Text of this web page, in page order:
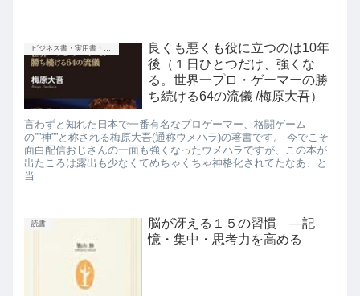
良くも悪くも役に立つのは10年
後（１日ひとつだけ、強くな
る。世界一プロ・ゲーマーの勝
ち続ける64の流儀 /梅原大吾）
言わずと知れた日本で一番有名なプロゲーマー、格闘ゲーム
の””神””と称される梅原大吾(通称ウメハラ)の著書です。 今でこそ
面白配信おじさんの一面も強くなったウメハラですが、この本が
出たころは露出も少なくてめちゃくちゃ神格化されてたなあ、と
当...
読書
脳が冴える１５の習慣 ―記
憶・集中・思考力を高める